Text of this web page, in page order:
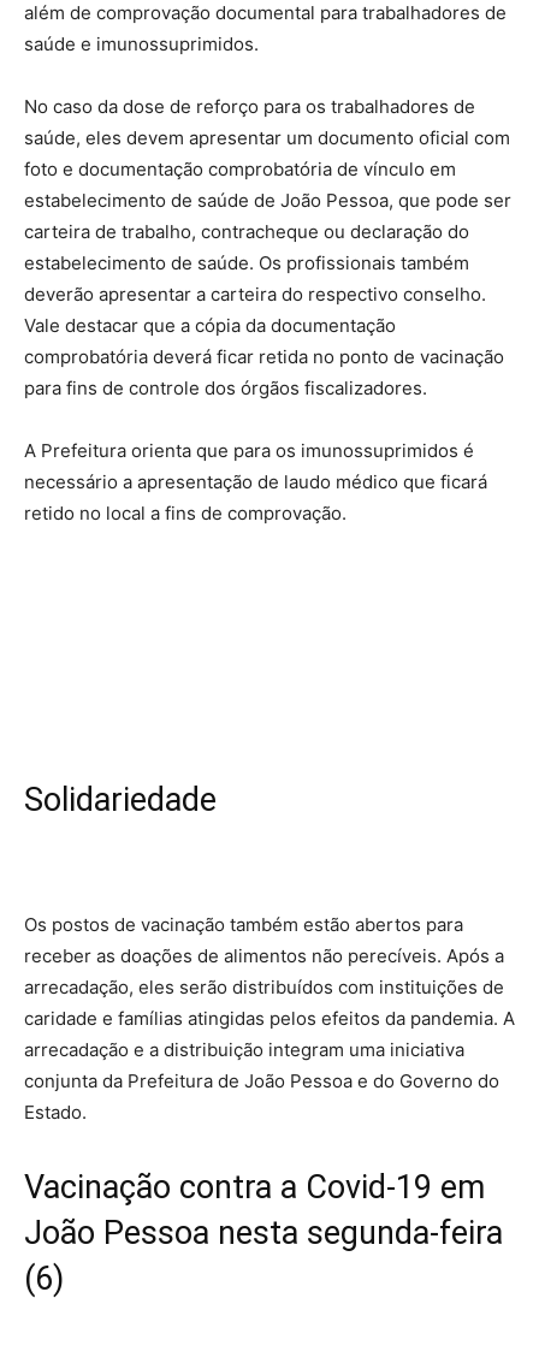
além de comprovação documental para trabalhadores de
saúde e imunossuprimidos.
No caso da dose de reforço para os trabalhadores de
saúde, eles devem apresentar um documento oficial com
foto e documentação comprobatória de vínculo em
estabelecimento de saúde de João Pessoa, que pode ser
carteira de trabalho, contracheque ou declaração do
estabelecimento de saúde. Os profissionais também
deverão apresentar a carteira do respectivo conselho.
Vale destacar que a cópia da documentação
comprobatória deverá ficar retida no ponto de vacinação
para fins de controle dos órgãos fiscalizadores.
A Prefeitura orienta que para os imunossuprimidos é
necessário a apresentação de laudo médico que ficará
retido no local a fins de comprovação.
Solidariedade
Os postos de vacinação também estão abertos para
receber as doações de alimentos não perecíveis. Após a
arrecadação, eles serão distribuídos com instituições de
caridade e famílias atingidas pelos efeitos da pandemia. A
arrecadação e a distribuição integram uma iniciativa
conjunta da Prefeitura de João Pessoa e do Governo do
Estado.
Vacinação contra a Covid-19 em
João Pessoa nesta segunda-feira
(6)